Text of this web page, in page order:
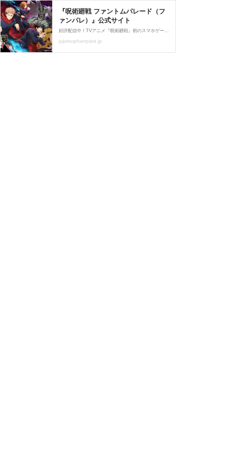
『呪術廻戦 ファントムパレード（フ
ァンパレ）』公式サイト
好評配信中！TVアニメ『呪術廻戦』初のスマホゲーム『呪術廻戦 ファントムパレード（ファンパレ）』公式サイト。その手で祓え、強大な呪いを
jujutsuphanpara.jp